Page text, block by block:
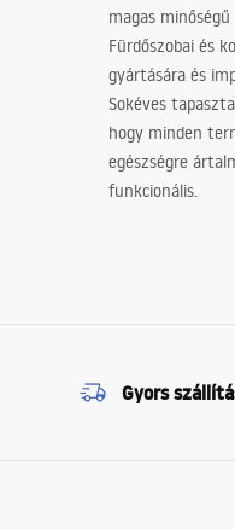
magas
Fürdőszobai és
gyártására és
Sokéves
hogy minden
egészségre
funkcionális.
Gyors